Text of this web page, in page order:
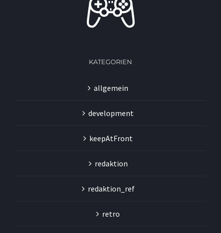
KATEGORIEN
allgemein
development
keepAtFront
redaktion
redaktion_ref
retro